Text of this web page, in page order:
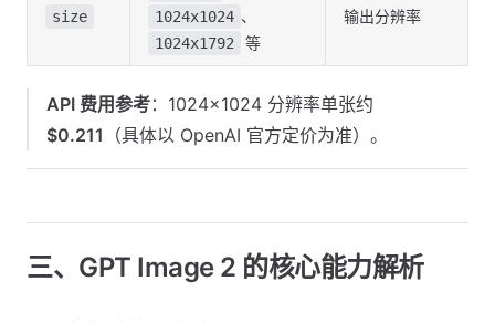
size 1024x1024 、
1024x1792 等
输出分辨率
API 费用参考：1024×1024 分辨率单张约
$0.211 （具体以 OpenAI 官方定价为准）。
三、GPT Image 2 的核心能力解析